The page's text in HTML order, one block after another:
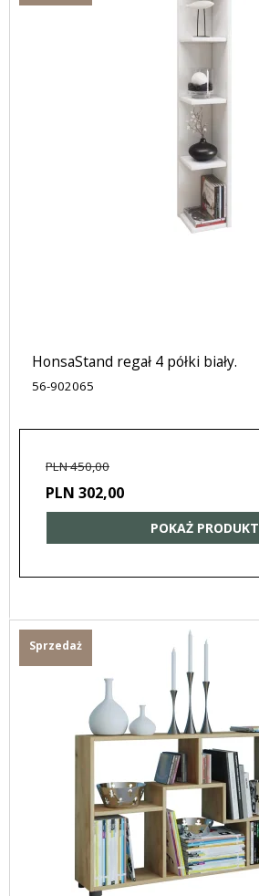
HonsaStand regał 4 półki biały.
56-902065
PLN 450,00
PLN 302,00
POKAŻ PRODUKT
Sprzedaż